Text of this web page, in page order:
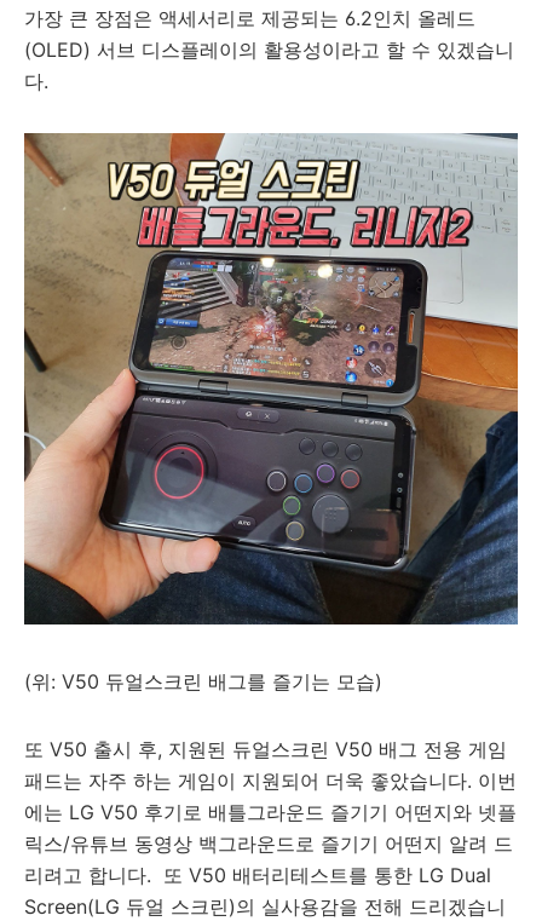
가장 큰 장점은 액세서리로 제공되는 6.2인치 올레드
(OLED) 서브 디스플레이의 활용성이라고 할 수 있겠습니
다.
(위: V50 듀얼스크린 배그를 즐기는 모습)
또 V50 출시 후, 지원된 듀얼스크린 V50 배그 전용 게임
패드는 자주 하는 게임이 지원되어 더욱 좋았습니다. 이번
에는 LG V50 후기로 배틀그라운드 즐기기 어떤지와 넷플
릭스/유튜브 동영상 백그라운드로 즐기기 어떤지 알려 드
리려고 합니다. 또 V50 배터리테스트를 통한 LG Dual
Screen(LG 듀얼 스크린)의 실사용감을 전해 드리겠습니